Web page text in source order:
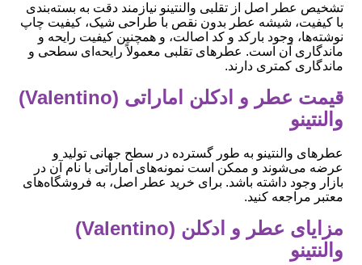
تشخیص عطر اصل از تقلبی والنتینو نیازمند دقت به بسته‌بندی
با کیفیت، شیشه عطر بدون نقص با طراحی شیک، کیفیت چاپ
نوشته‌ها، وجود بارکد و کد اصالت، و همچنین کیفیت رایحه و
ماندگاری آن است. عطرهای تقلبی معمولاً رایحه‌ای سطحی و
ماندگاری کمتری دارند.
قیمت عطر و ادکلن اماراتی (Valentino)
والنتینو
عطرهای والنتینو به طور گسترده در سطح جهانی تولید و
عرضه می‌شوند و ممکن است نمونه‌های اماراتی با نام آن در
بازار وجود داشته باشد. برای خرید عطر اصل، به فروشگاه‌های
معتبر مراجعه کنید.
مزایای عطر و ادکلن (Valentino)
والنتینو